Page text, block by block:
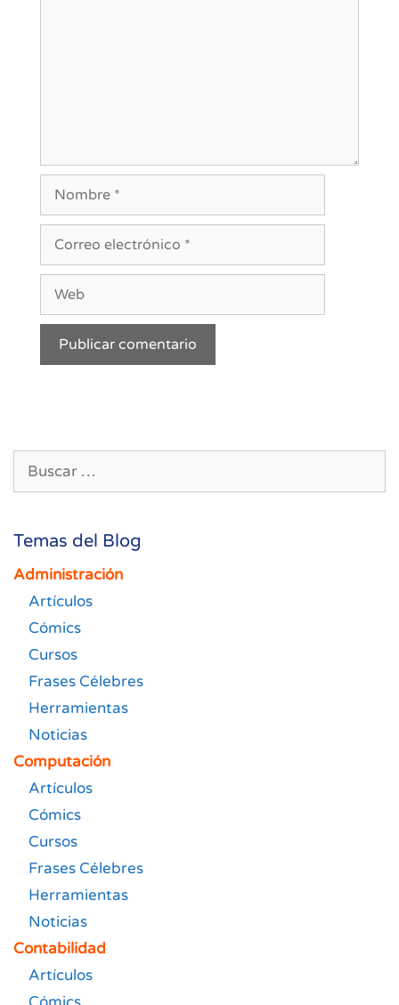
electrónico
Temas del Blog
Administración
Artículos
Cómics
Cursos
Frases Célebres
Herramientas
Noticias
Computación
Artículos
Cómics
Cursos
Frases Célebres
Herramientas
Noticias
Contabilidad
Artículos